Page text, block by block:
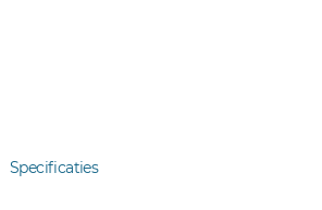
Specificaties